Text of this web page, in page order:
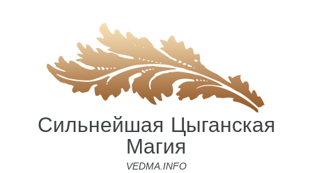
Сильнейшая Цыганская
Магия
VEDMA.INFO